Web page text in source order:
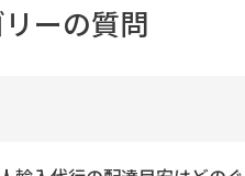
ーの質問